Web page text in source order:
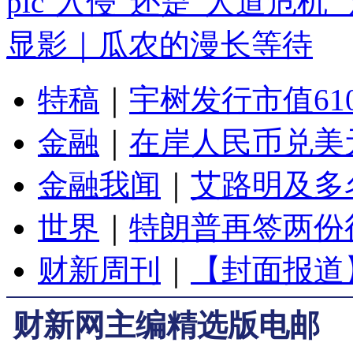
显影｜瓜农的漫长等待
特稿
宇树发行市值
金融
在岸人民币兑
金融我闻
艾路明及
世界
特朗普再签两
财新周刊
【封面报
财新网主编精选版电邮